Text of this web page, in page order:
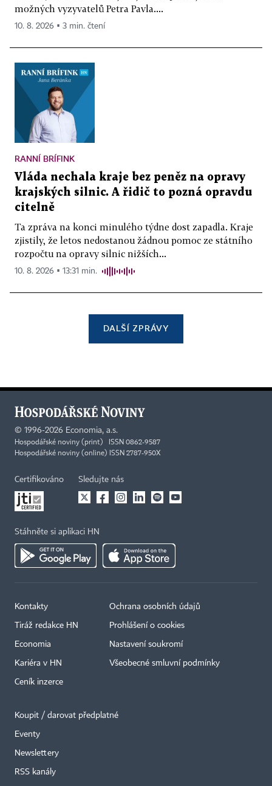
možných vyzyvatelů Petra Pavla....
10. 8. 2026 ▪ 3 min. čtení
RANNÍ BRÍFINK
Vláda nechala kraje bez peněz na opravy
krajských silnic. A řidič to pozná opravdu
citelně
Ta zpráva na konci minulého týdne dost zapadla. Kraje
zjistily, že letos nedostanou žádnou pomoc ze státního
rozpočtu na opravy silnic nižších...
10. 8. 2026 ▪ 13:31 min.
DALŠÍ ZPRÁVY
© 1996-2026 Economia, a.s.
Hospodářské noviny (print) ISSN 0862-9587
Hospodářské noviny (online) ISSN 2787-950X
Certifikováno Sledujte nás
Stáhněte si aplikaci HN
Kontakty
Tiráž redakce HN
Economia
Kariéra v HN
Ceník inzerce
Ochrana osobních údajů
Prohlášení o cookies
Nastavení soukromí
Všeobecné smluvní podmínky
Koupit / darovat předplatné
Eventy
Newslettery
RSS kanály